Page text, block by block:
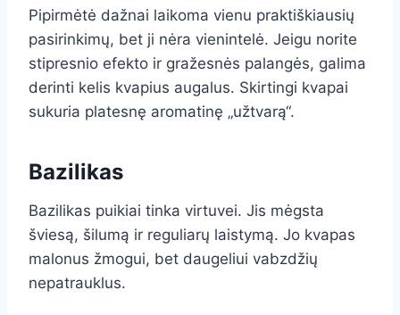
Pipirmėtė dažnai laikoma vienu praktiškiausių
pasirinkimų, bet ji nėra vienintelė. Jeigu norite
stipresnio efekto ir gražesnės palangės, galima
derinti kelis kvapius augalus. Skirtingi kvapai
sukuria platesnę aromatinę „užtvarą“.
Bazilikas
Bazilikas puikiai tinka virtuvei. Jis mėgsta
šviesą, šilumą ir reguliarų laistymą. Jo kvapas
malonus žmogui, bet daugeliui vabzdžių
nepatrauklus.